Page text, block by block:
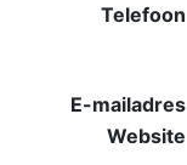
Telefoon
E-mailadres
Website